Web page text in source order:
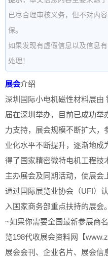
已尽合理审核义务，但不对内
保。
如果发现有虚假信息以及信息
处理！
展会介绍
深圳国际小电机磁性材料展由
届在深圳举办，目前已成功举
力支持，展会规模不断扩大，
业化水平不断提升，逐渐地成
得了国家精密微特电机工程技
主办展会及同期活动，使展会
通过国际展览业协会（UFI）
入国家商务部重点扶持的展会。
~如果你需要全国最新参展商
览198代收展会资料网【
展会会刊、企业名片、展会信